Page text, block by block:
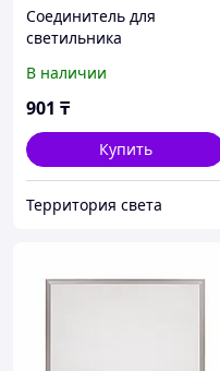
Соединитель для
светильника
В наличии
901 ₸
Купить
Территория света